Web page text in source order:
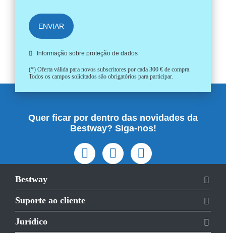
ENVIAR
Informação sobre proteção de dados
(*) Oferta válida para novos subscritores por cada 300 € de compra.
Todos os campos solicitados são obrigatórios para participar.
Quer ficar por dentro das novidades da
Bestway? Siga-nos!
Bestway
Suporte ao cliente
Jurídico